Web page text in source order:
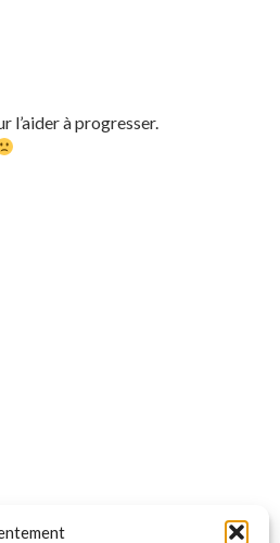
l’aider à progresser.